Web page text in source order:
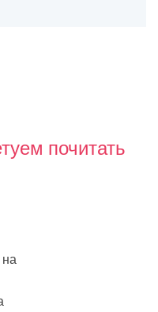
почитать